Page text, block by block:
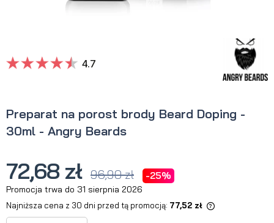
Preparat na porost brody Beard Doping -
30ml - Angry Beards
4.7
72,68 zł 96,90 zł -25%
Promocja trwa do 31 sierpnia 2026
Najniższa cena z 30 dni przed tą promocją: 77,52 zł
Jeżeli produkt jest sprzedawany